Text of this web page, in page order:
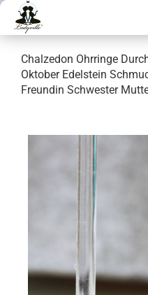
Chalzedon Ohrringe
Oktober Edelstein
Freundin Schwester